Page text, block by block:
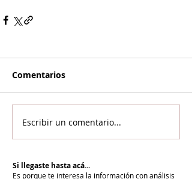
Comentarios
Escribir un comentario...
Si llegaste hasta acá...
Es porque te interesa la información con análisis